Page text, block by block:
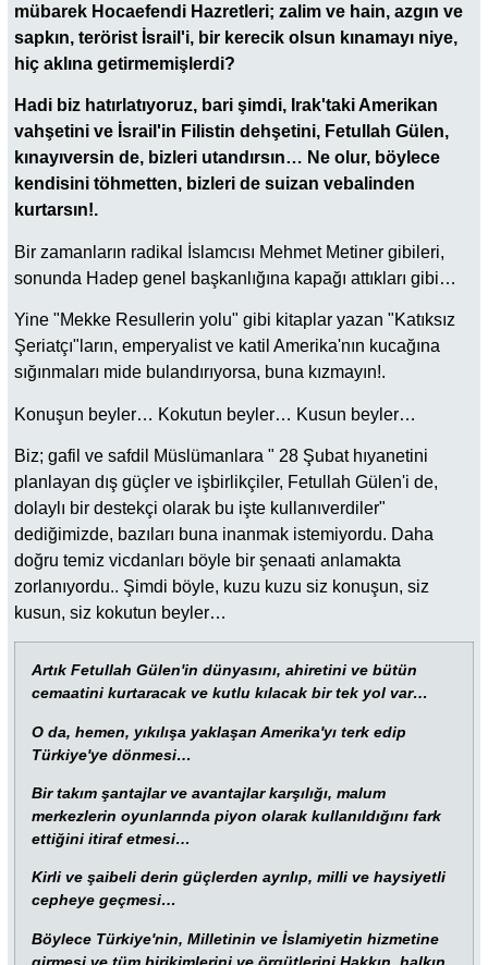
mübarek Hocaefendi Hazretleri; zalim ve hain, azgın ve
sapkın, terörist İsrail'i, bir kerecik olsun kınamayı niye,
hiç aklına getirmemişlerdi?
Hadi biz hatırlatıyoruz, bari şimdi, Irak'taki Amerikan
vahşetini ve İsrail'in Filistin dehşetini, Fetullah Gülen,
kınayıversin de, bizleri utandırsın… Ne olur, böylece
kendisini töhmetten, bizleri de suizan vebalinden
kurtarsın!.
Bir zamanların radikal İslamcısı Mehmet Metiner gibileri,
sonunda Hadep genel başkanlığına kapağı attıkları gibi…
Yine "Mekke Resullerin yolu" gibi kitaplar yazan "Katıksız
Şeriatçı"ların, emperyalist ve katil Amerika'nın kucağına
sığınmaları mide bulandırıyorsa, buna kızmayın!.
Konuşun beyler… Kokutun beyler… Kusun beyler…
Biz; gafil ve safdil Müslümanlara " 28 Şubat hıyanetini
planlayan dış güçler ve işbirlikçiler, Fetullah Gülen'i de,
dolaylı bir destekçi olarak bu işte kullanıverdiler"
dediğimizde, bazıları buna inanmak istemiyordu. Daha
doğru temiz vicdanları böyle bir şenaati anlamakta
zorlanıyordu.. Şimdi böyle, kuzu kuzu siz konuşun, siz
kusun, siz kokutun beyler…
Artık Fetullah Gülen'in dünyasını, ahiretini ve bütün
cemaatini kurtaracak ve kutlu kılacak bir tek yol var…
O da, hemen, yıkılışa yaklaşan Amerika'yı terk edip
Türkiye'ye dönmesi…
Bir takım şantajlar ve avantajlar karşılığı, malum
merkezlerin oyunlarında piyon olarak kullanıldığını fark
ettiğini itiraf etmesi…
Kirli ve şaibeli derin güçlerden ayrılıp, milli ve haysiyetli
cepheye geçmesi…
Böylece Türkiye'nin, Milletinin ve İslamiyetin hizmetine